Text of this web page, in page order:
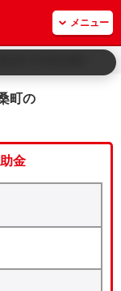
メニュー
町の
金